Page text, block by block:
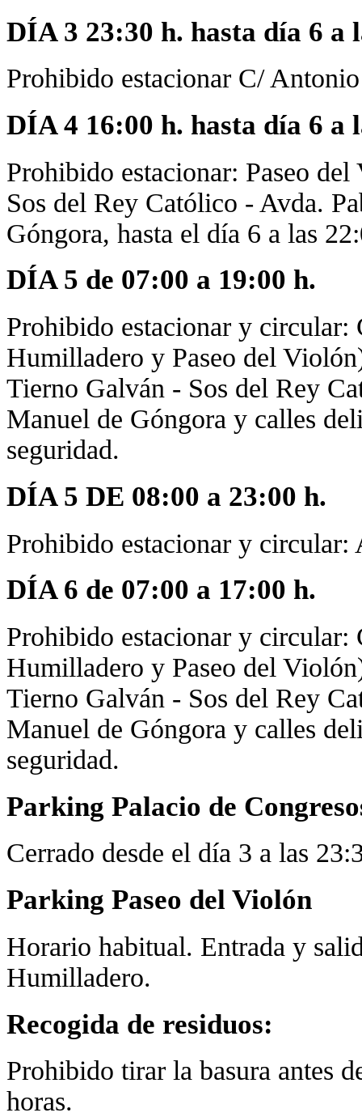
DÍA 3 23:30 h. hasta día 6 a
Prohibido estacionar C/
DÍA 4 16:00 h. hasta día 6 a
Prohibido estacionar: Paseo
Sos del Rey Católico - Avda.
Góngora, hasta el día 6 a las
DÍA 5 de 07:00 a 19:00 h.
Prohibido estacionar y circular:
Humilladero y Paseo del
Tierno Galván - Sos del Rey
Manuel de Góngora y calles
seguridad.
DÍA 5 DE 08:00 a 23:00 h.
Prohibido estacionar y circular:
DÍA 6 de 07:00 a 17:00 h.
Prohibido estacionar y circular:
Humilladero y Paseo del
Tierno Galván - Sos del Rey
Manuel de Góngora y calles
seguridad.
Parking Palacio de
Cerrado desde el día 3 a las
Parking Paseo del Violón
Horario habitual. Entrada y
Humilladero.
Recogida de residuos:
Prohibido tirar la basura antes
horas.